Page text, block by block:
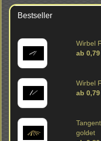
Bestseller
Wir­bel
ab 0,79
Wir­bel
ab 0,79
gol­det